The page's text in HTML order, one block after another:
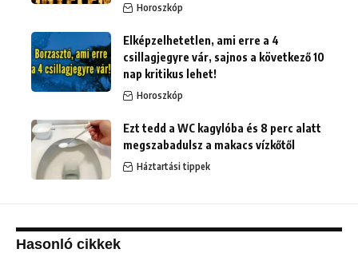
Horoszkóp
Elképzelhetetlen, ami erre a 4
csillagjegyre vár, sajnos a következő 10
nap kritikus lehet!
Horoszkóp
Ezt tedd a WC kagylóba és 8 perc alatt
megszabadulsz a makacs vízkőtől
Háztartási tippek
Hasonló cikkek